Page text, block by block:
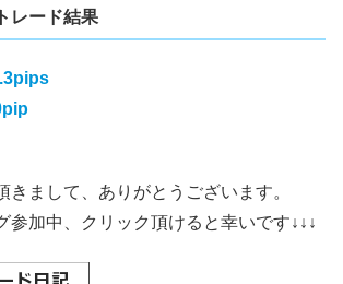
レード結果
きまして、ありがとうございます。
参加中、クリック頂けると幸いです↓↓↓